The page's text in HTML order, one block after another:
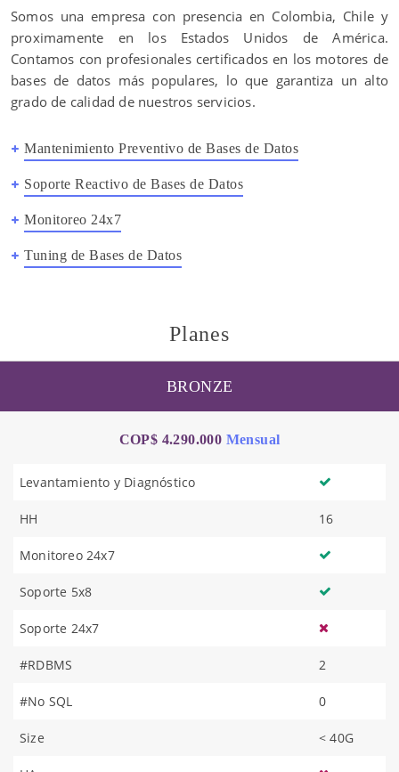
Somos una empresa con presencia en Colombia, Chile y
proximamente en los Estados Unidos de América.
Contamos con profesionales certificados en los motores de
bases de datos más populares, lo que garantiza un alto
grado de calidad de nuestros servicios.
Mantenimiento Preventivo de Bases de Datos
Soporte Reactivo de Bases de Datos
Monitoreo 24x7
Tuning de Bases de Datos
Planes
BRONZE
COP$ 4.290.000 Mensual
Levantamiento y Diagnóstico
HH 16
Monitoreo 24x7
Soporte 5x8
Soporte 24x7
#RDBMS 2
#No SQL 0
Size < 40G